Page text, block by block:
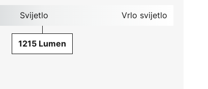
Svijetlo Vrlo svijetlo
1215 Lumen